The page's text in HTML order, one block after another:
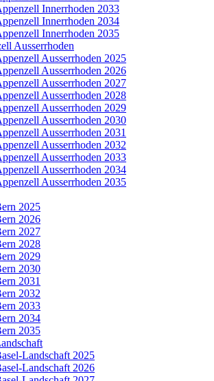
Innerrhoden 2033
Innerrhoden 2034
Innerrhoden 2035
Ausserrhoden
Ausserrhoden 2025
Ausserrhoden 2026
Ausserrhoden 2027
Ausserrhoden 2028
Ausserrhoden 2029
Ausserrhoden 2030
Ausserrhoden 2031
Ausserrhoden 2032
Ausserrhoden 2033
Ausserrhoden 2034
Ausserrhoden 2035
2025
2026
2027
2028
2029
2030
2031
2032
2033
2034
2035
Landschaft 2025
Landschaft 2026